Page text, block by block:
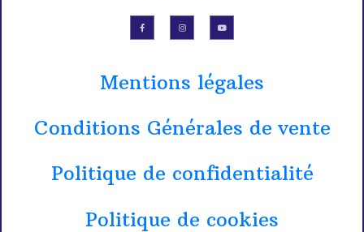
Mentions légales
Conditions Générales de vente
Politique de confidentialité
Politique de cookies